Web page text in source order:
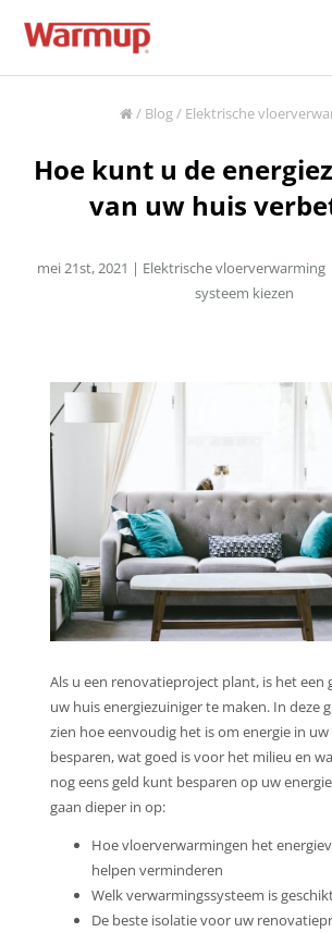
naar
/ Blog/ Elektrische
Hoe kunt u de
van uw huis
mei 21st, 2021 | Elektrische vloerverwarming
systeem kiezen
Als u een renovatieproject plant, is het een
uw huis energiezuiniger te maken. In deze
zien hoe eenvoudig het is om energie in
besparen, wat goed is voor het milieu en
nog eens geld kunt besparen op uw
gaan dieper in op:
Hoe vloerverwarmingen het
helpen verminderen
Welk verwarmingssysteem is
De beste isolatie voor uw